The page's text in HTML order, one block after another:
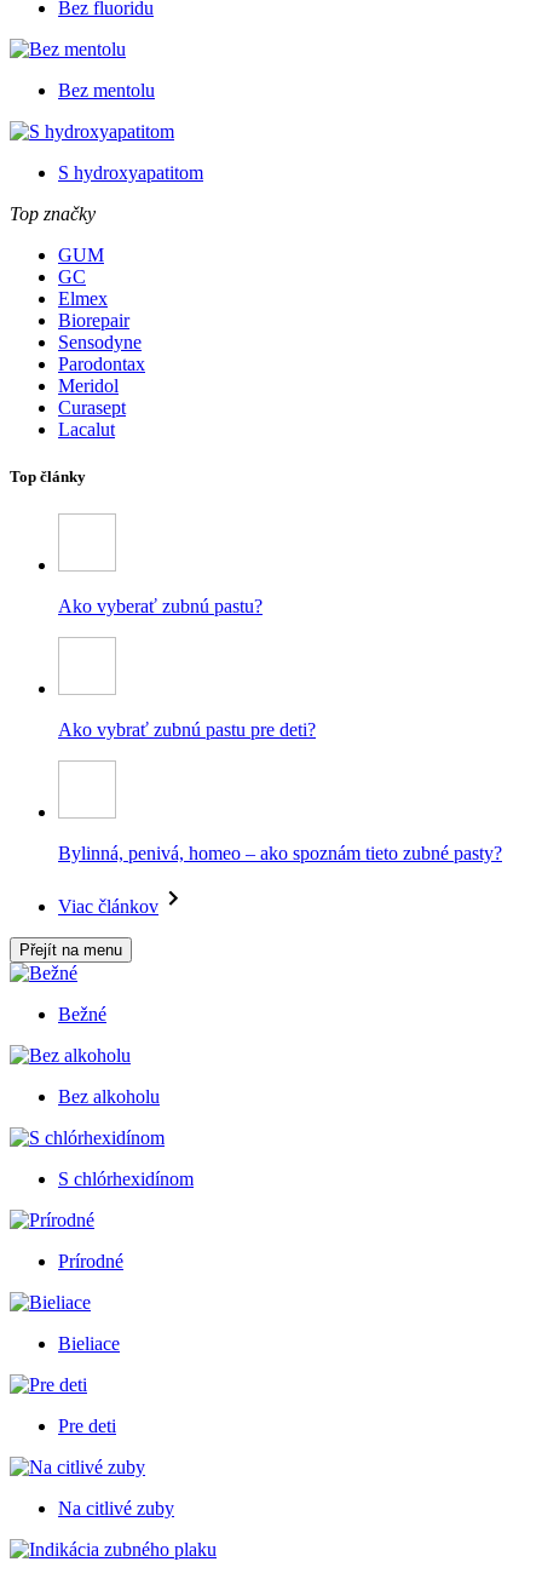
Bez fluoridu
Bez mentolu
S hydroxyapatitom
Top značky
GUM
GC
Elmex
Biorepair
Sensodyne
Parodontax
Meridol
Curasept
Lacalut
Top články
Ako vyberať zubnú pastu?
Ako vybrať zubnú pastu pre deti?
Bylinná, penivá, homeo – ako spoznám tieto zubné pasty?
Viac článkov
Přejít na menu
Bežné
Bez alkoholu
S chlórhexidínom
Prírodné
Bieliace
Pre deti
Na citlivé zuby